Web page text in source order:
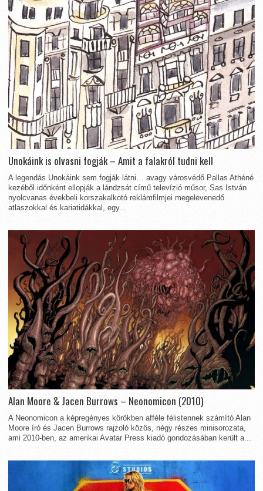
Unokáink is olvasni fogják – Amit a falakról tudni kell
A legendás Unokáink sem fogják látni… avagy városvédő Pallas Athéné
kezéből időnként ellopják a lándzsát című televízió műsor, Sas István
nyolcvanas évekbeli korszakalkotó reklámfilmjei megelevenedő
atlaszokkal és kariatidákkal, egy...
Alan Moore & Jacen Burrows – Neonomicon (2010)
A Neonomicon a képregényes körökben afféle félistennek számító Alan
Moore író és Jacen Burrows rajzoló közös, négy részes minisorozata,
ami 2010-ben, az amerikai Avatar Press kiadó gondozásában került a...